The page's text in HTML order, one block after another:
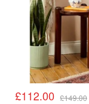
£112.00 £149.00